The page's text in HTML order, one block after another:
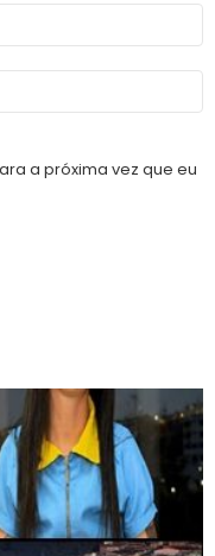
a próxima vez que eu